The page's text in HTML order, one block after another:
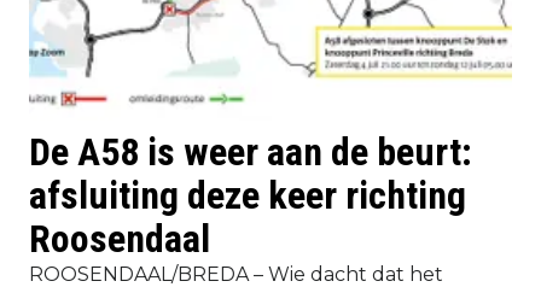
De A58 is weer aan de beurt:
afsluiting deze keer richting
Roosendaal
ROOSENDAAL/BREDA – Wie dacht dat het